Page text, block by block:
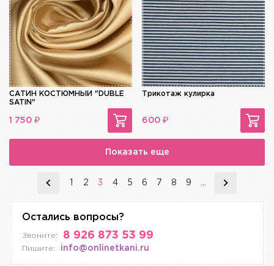
САТИН КОСТЮМНЫЙ "DUBLE
SATIN"
1 750 ₽
Трикотаж кулирка
600 ₽
Показать еще
2 3 4 5 6 7 8 9
Остались вопросы?
Звоните: 8 926 873 53 99
Пишите: info@onlinetkani.ru